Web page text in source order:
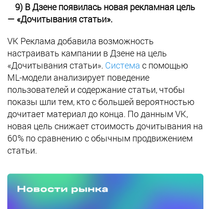
9) В Дзене появилась новая рекламная цель
— «Дочитывания статьи».
VK Реклама добавила возможность
настраивать кампании в Дзене на цель
«Дочитывания статьи». Система с помощью
ML-модели анализирует поведение
пользователей и содержание статьи, чтобы
показы шли тем, кто с большей вероятностью
дочитает материал до конца. По данным VK,
новая цель снижает стоимость дочитывания на
60% по сравнению с обычным продвижением
статьи.